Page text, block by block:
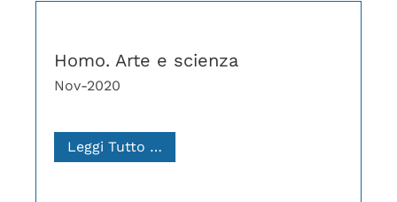
Homo. Arte e scienza
Nov-2020
Leggi Tutto …